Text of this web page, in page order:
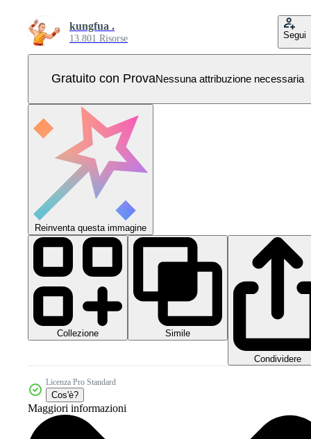
kungfua .
13.801 Risorse Segui
Gratuito con ProvaNessuna attribuzione necessaria
Reinventa questa immagine
Collezione Simile
Condividere
Licenza Pro Standard
Cos'è?
Maggiori informazioni